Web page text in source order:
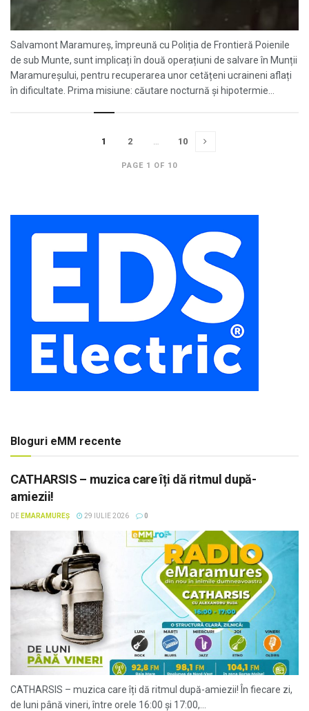
Salvamont Maramureș, împreună cu Poliția de Frontieră Poienile
de sub Munte, sunt implicați în două operațiuni de salvare în Munții
Maramureșului, pentru recuperarea unor cetățeni ucraineni aflați
în dificultate. Prima misiune: căutare nocturnă și hipotermie...
PAGE 1 OF 10
1 2 … 10
Bloguri eMM recente
CATHARSIS – muzica care îți dă ritmul după-
amiezii!
DE EMARAMUREȘ 29 IULIE 2026 0
CATHARSIS – muzica care îți dă ritmul după-amiezii! În fiecare zi,
de luni până vineri, între orele 16:00 și 17:00,...